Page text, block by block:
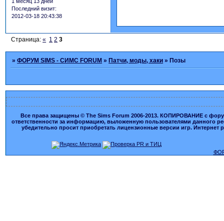
Последний визит:
2012-03-18 20:43:38
Страница:« 1 2 3
»ФОРУМ SIMS - СИМС FORUM »Патчи, моды, хаки »Позы
Все права защищены © The Sims Forum 2006-2013. КОПИРОВАНИЕ с
ответственности за информацию, выложенную пользователями данного
убедительно просит приобретать лицензионные версии игр.